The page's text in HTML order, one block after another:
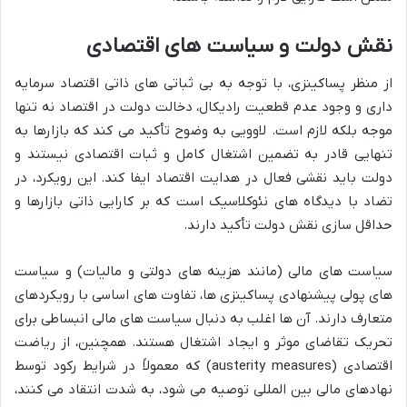
نقش دولت و سیاست های اقتصادی
از منظر پساکینزی، با توجه به بی ثباتی های ذاتی اقتصاد سرمایه
داری و وجود عدم قطعیت رادیکال، دخالت دولت در اقتصاد نه تنها
موجه بلکه لازم است. لاوویی به وضوح تأکید می کند که بازارها به
تنهایی قادر به تضمین اشتغال کامل و ثبات اقتصادی نیستند و
دولت باید نقشی فعال در هدایت اقتصاد ایفا کند. این رویکرد، در
تضاد با دیدگاه های نئوکلاسیک است که بر کارایی ذاتی بازارها و
حداقل سازی نقش دولت تأکید دارند.
سیاست های مالی (مانند هزینه های دولتی و مالیات) و سیاست
های پولی پیشنهادی پساکینزی ها، تفاوت های اساسی با رویکردهای
متعارف دارند. آن ها اغلب به دنبال سیاست های مالی انبساطی برای
تحریک تقاضای موثر و ایجاد اشتغال هستند. همچنین، از ریاضت
اقتصادی (austerity measures) که معمولاً در شرایط رکود توسط
نهادهای مالی بین المللی توصیه می شود، به شدت انتقاد می کنند،